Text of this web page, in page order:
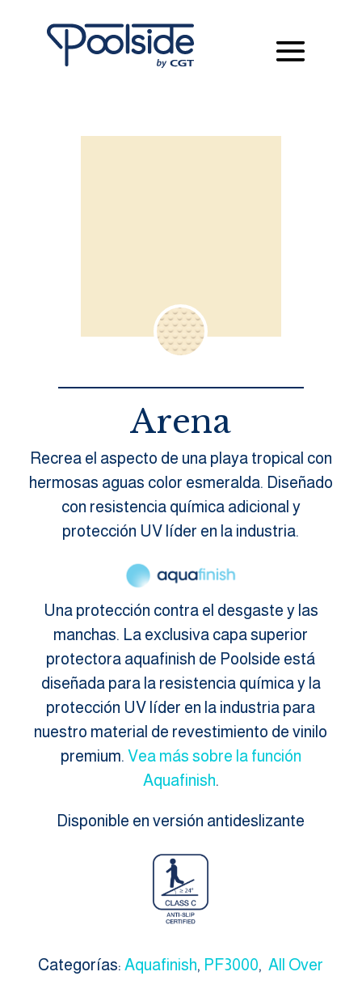
Arena
Recrea el aspecto de una playa tropical con
hermosas aguas color esmeralda. Diseñado
con resistencia química adicional y
protección UV líder en la industria.
Una protección contra el desgaste y las
manchas. La exclusiva capa superior
protectora aquafinish de Poolside está
diseñada para la resistencia química y la
protección UV líder en la industria para
nuestro material de revestimiento de vinilo
premium. Vea más sobre la función
Aquafinish.
Disponible en versión antideslizante
Categorías:Aquafinish, PF3000,All Over